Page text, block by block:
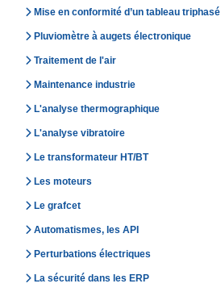
Mise en conformité d’un tableau triphasé
Pluviomètre à augets électronique
Traitement de l'air
Maintenance industrie
L'analyse thermographique
L'analyse vibratoire
Le transformateur HT/BT
Les moteurs
Le grafcet
Automatismes, les API
Perturbations électriques
La sécurité dans les ERP